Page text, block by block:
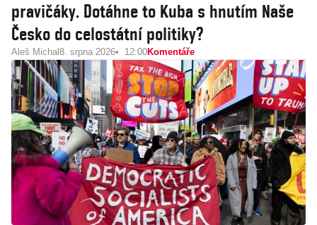
pravičáky. Dotáhne to Kuba s hnutím Naše
Česko do celostátní politiky?
Aleš Michal 8. srpna 2026 12:00Komentáře